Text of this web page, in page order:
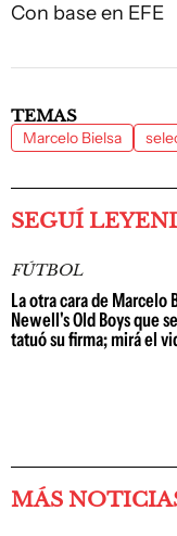
Con base en EFE
TEMAS
Marcelo Bielsa
SEGUÍ
FÚTBOL
La otra cara de
Newell's Old Boys que
tatuó su firma; mirá el
MÁS